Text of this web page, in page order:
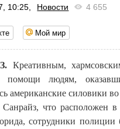
10:25, Новости 4 655
Мой мир
Креативным,
помощи людям,
американские силовики
что расположен в
сотрудники